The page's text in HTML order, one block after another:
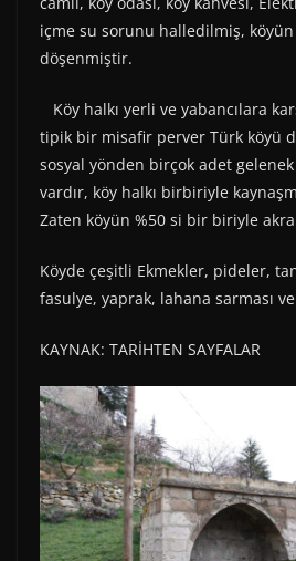
içme su sorunu halledilmiş, köyün
döşenmiştir.
Köy halkı yerli ve yabancılara
tipik bir misafir perver Türk köyü
sosyal yönden birçok adet
vardır, köy halkı birbiriyle
Zaten köyün %50 si bir biriyle
Köyde çeşitli Ekmekler, pideler,
fasulye, yaprak, lahana sarması
KAYNAK: TARİHTEN SAYFALAR